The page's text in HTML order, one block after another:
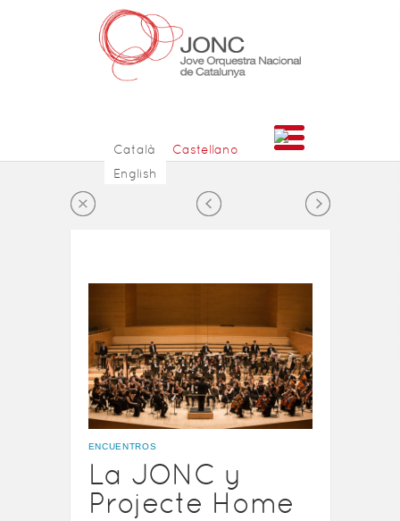
Català
Castellano
English
ENCUENTROS
La JONC y
Projecte Home